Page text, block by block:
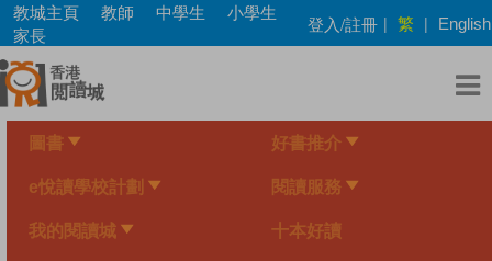
Skip
main
content
教城主頁 教師 中學生
小學生
家長
登入/註冊 | 繁 | English
圖書 好書推介
e悅讀學校計劃 閱讀服務
我的閱讀城 十本好讀